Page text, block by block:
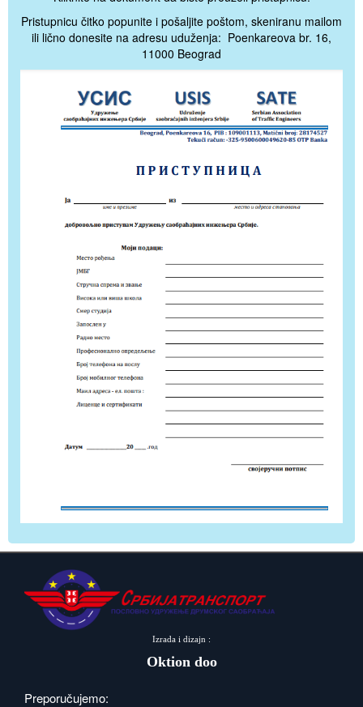
Pristupnicu čitko popunite i pošaljite poštom, skeniranu mailom
ili lično donesite na adresu uduženja: Poenkareova br. 16,
11000 Beograd
Izrada i dizajn :
Oktion doo
Preporučujemo: